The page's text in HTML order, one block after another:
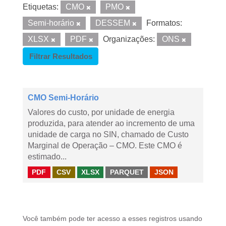
Etiquetas: CMO
PMO
Semi-horário
DESSEM
Formatos:
XLSX
PDF Organizações:
ONS
Filtrar Resultados
CMO Semi-Horário
Valores do custo, por unidade de energia
produzida, para atender ao incremento de uma
unidade de carga no SIN, chamado de Custo
Marginal de Operação – CMO. Este CMO é
estimado...
PDF CSV XLSX PARQUET JSON
Você também pode ter acesso a esses registros usando